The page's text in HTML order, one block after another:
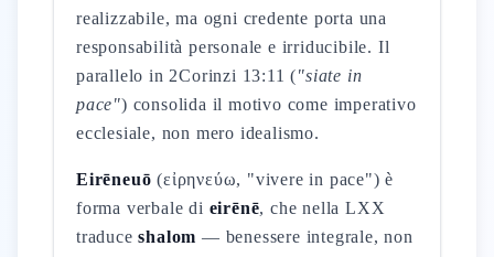
realizzabile, ma ogni credente porta una
responsabilità personale e irriducibile. Il
parallelo in 2Corinzi 13:11 ("siate in
pace") consolida il motivo come imperativo
ecclesiale, non mero idealismo.
Eirēneuō (εἰρηνεύω, "vivere in pace") è
forma verbale di eirēnē, che nella LXX
traduceshalom — benessere integrale, non